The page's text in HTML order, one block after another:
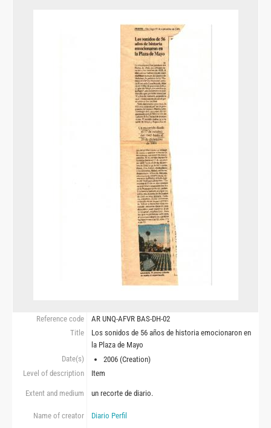
Reference code
AR UNQ-AFVR BAS-DH-02
Title
Los sonidos de 56 años de historia emocionaron en
la Plaza de Mayo
Date(s)
2006 (Creation)
Level of description
Item
Extent and medium un recorte de diario.
Name of creator
Diario Perfil